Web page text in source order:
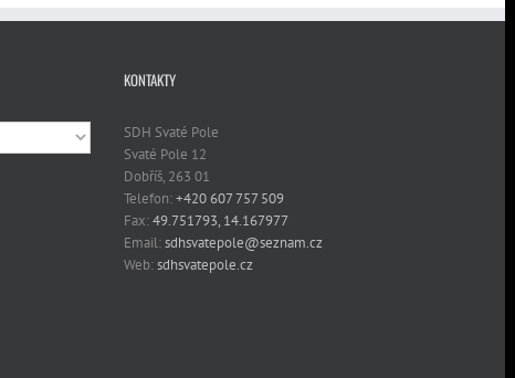
KONTAKTY
SDH Svaté Pole
Svaté Pole 12
Dobříš, 263 01
Telefon:+420 607 757 509
Fax:49.751793, 14.167977
Email:sdhsvatepole@seznam.cz
Web:sdhsvatepole.cz